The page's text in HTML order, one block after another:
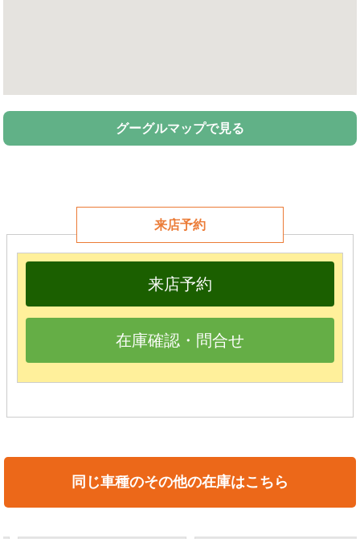
グーグルマップで見る
来店予約
来店予約
在庫確認・問合せ
同じ車種のその他の在庫はこちら